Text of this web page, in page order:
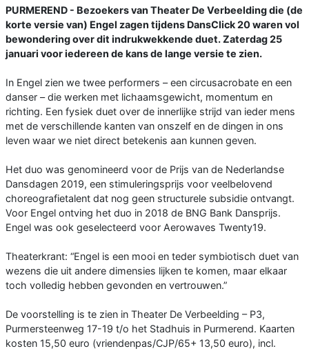
PURMEREND - Bezoekers van Theater De Verbeelding die (de
korte versie van) Engel zagen tijdens DansClick 20 waren vol
bewondering over dit indrukwekkende duet. Zaterdag 25
januari voor iedereen de kans de lange versie te zien.
In Engel zien we twee performers – een circusacrobate en een
danser – die werken met lichaamsgewicht, momentum en
richting. Een fysiek duet over de innerlijke strijd van ieder mens
met de verschillende kanten van onszelf en de dingen in ons
leven waar we niet direct betekenis aan kunnen geven.
Het duo was genomineerd voor de Prijs van de Nederlandse
Dansdagen 2019, een stimuleringsprijs voor veelbelovend
choreografietalent dat nog geen structurele subsidie ontvangt.
Voor Engel ontving het duo in 2018 de BNG Bank Dansprijs.
Engel was ook geselecteerd voor Aerowaves Twenty19.
Theaterkrant: “Engel is een mooi en teder symbiotisch duet van
wezens die uit andere dimensies lijken te komen, maar elkaar
toch volledig hebben gevonden en vertrouwen.”
De voorstelling is te zien in Theater De Verbeelding – P3,
Purmersteenweg 17-19 t/o het Stadhuis in Purmerend. Kaarten
kosten 15,50 euro (vriendenpas/CJP/65+ 13,50 euro), incl.